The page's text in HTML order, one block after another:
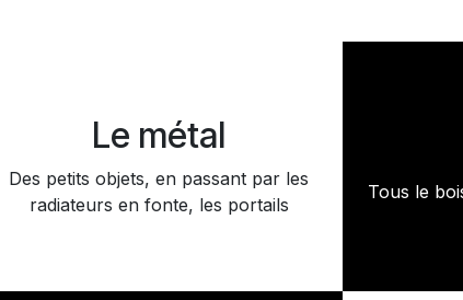
Le métal
Des petits objets, en passant par les
radiateurs en fonte, les portails
Tous le